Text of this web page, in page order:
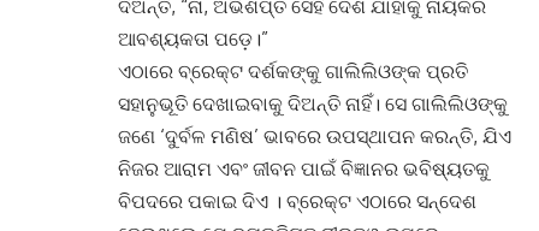
ଦିଅନ୍ତି, “ନା, ଅଭିଶପ୍ତ ସେହି ଦେଶ ଯାହାକୁ ନାୟକର
ଆବଶ୍ୟକତା ପଡ଼େ।”
ଏଠାରେ ବ୍ରେକ୍ଟ ଦର୍ଶକଙ୍କୁ ଗାଲିଲିଓଙ୍କ ପ୍ରତି
ସହାନୁଭୂତି ଦେଖାଇବାକୁ ଦିଅନ୍ତି ନାହିଁ। ସେ ଗାଲିଲିଓଙ୍କୁ
ଜଣେ ‘ଦୁର୍ବଳ ମଣିଷ’ ଭାବରେ ଉପସ୍ଥାପନ କରନ୍ତି, ଯିଏ
ନିଜର ଆରାମ ଏବଂ ଜୀବନ ପାଇଁ ବିଜ୍ଞାନର ଭବିଷ୍ୟତକୁ
ବିପଦରେ ପକାଇ ଦିଏ । ବ୍ରେକ୍ଟ ଏଠାରେ ସନ୍ଦେଶ